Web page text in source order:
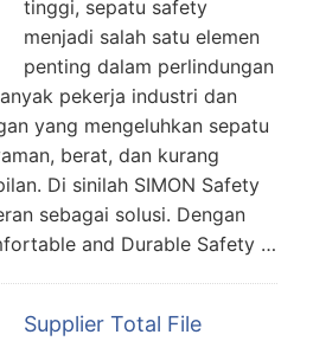
tinggi, sepatu safety
menjadi salah satu elemen
penting dalam perlindungan
pekerja industri dan
yang mengeluhkan sepatu
berat, dan kurang
Di sinilah SIMON Safety
sebagai solusi. Dengan
and Durable Safety …
Supplier Total File